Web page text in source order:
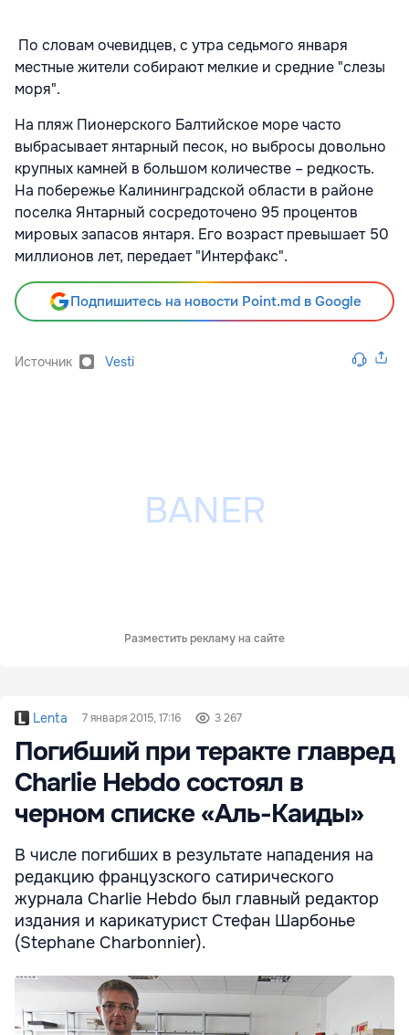
По словам очевидцев, с утра седьмого января
местные жители собирают мелкие и средние "слезы
моря".
На пляж Пионерского Балтийское море часто
выбрасывает янтарный песок, но выбросы довольно
крупных камней в большом количестве – редкость.
На побережье Калининградской области в районе
поселка Янтарный сосредоточено 95 процентов
мировых запасов янтаря. Его возраст превышает 50
миллионов лет, передает "Интерфакс".
Подпишитесь на новости Point.md в Google
Источник Vesti
Разместить рекламу на сайте
Lenta 7 января 2015, 17:16 3 267
Погибший при теракте главред
Charlie Hebdo состоял в
черном списке «Аль-Каиды»
В числе погибших в результате нападения на
редакцию французского сатирического
журнала Charlie Hebdo был главный редактор
издания и карикатурист Стефан Шарбонье
(Stephane Charbonnier).